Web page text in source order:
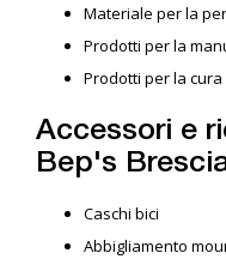
Materiale per la
Prodotti per la
Prodotti per la
Accessori e
Bep's
Caschi bici
Abbigliamento